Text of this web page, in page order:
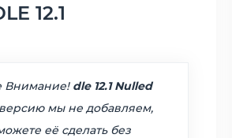
12.1
Внимание! dle 12.1 Nulled
мы не добавляем,
её сделать без